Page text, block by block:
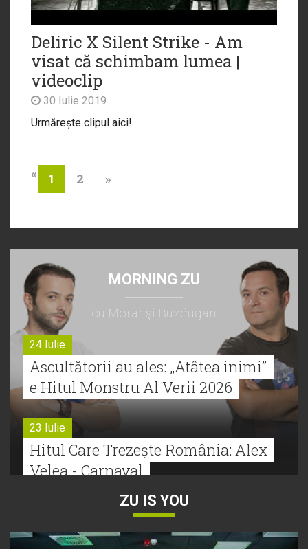
Deliric X Silent Strike - Am
visat că schimbam lumea |
videoclip
30 Iulie 2019
Urmărește clipul aici!
« 1 2 »
MORNING ZU
cu Morar şi Buzdugan
24 Iulie
Ascultătorii au ales: „Atâtea inimi”
e Hitul Monstru Al Verii 2026
23 Iulie
Hitul Care Trezește România: Alex
Velea - Carnaval
Bătălie strânsă la Hitul Monstru Al
ZU IS YOU